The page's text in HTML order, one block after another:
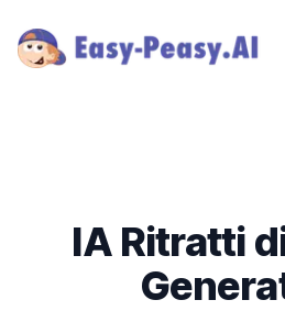
IA Ritratti